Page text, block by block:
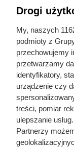
Niezwykła
Kwidzynie
Zjadł 174
okrętu.
Prawdziwa
Kim jest
Miała 17 lat i
nikt by na to
Drogi
My, naszych
podmioty z
przechowujemy
przetwarzamy
identyfikatory,
urządzenie czy
treści, pomiar
ulepszanie
Partnerzy